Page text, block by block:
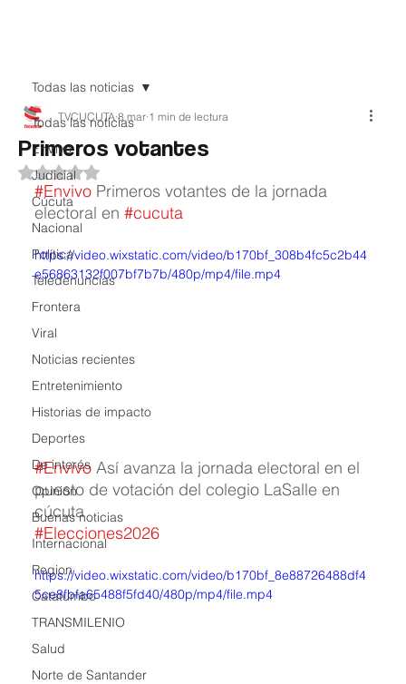
Todas las noticias
EnVivo
Judicial
Cúcuta
Nacional
Política
Teledenuncias
Frontera
Viral
Noticias recientes
Entretenimiento
Historias de impacto
Deportes
De interés
Opinión
Buenas noticias
Internacional
Region
Catatumbo
TRANSMILENIO
Salud
Norte de Santander
Todas las noticias
Primeros votantes
TVCUCUTA 8 mar 1 min de lectura
Obtuvo NaN de 5 estrellas.
#Envivo Primeros votantes de la jornada
electoral en #cucuta
https://video.wixstatic.com/video/b170bf_308b4fc5c2b44
e56863132f007bf7b7b/480p/mp4/file.mp4
#Envivo Así avanza la jornada electoral en el
puesto de votación del colegio LaSalle en
cúcuta
#Elecciones2026
https://video.wixstatic.com/video/b170bf_8e88726488df4
5ce8fbfa65488f5fd40/480p/mp4/file.mp4